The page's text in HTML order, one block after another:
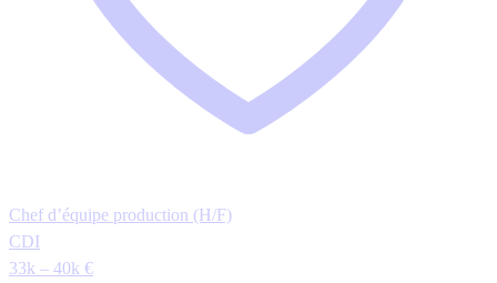
Chef d’équipe production (H/F)
CDI
33k – 40k €